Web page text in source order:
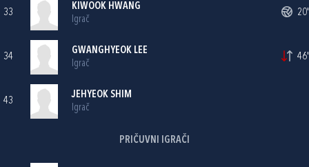
33
KIWOOK HWANG
Igrač
20'
34
GWANGHYEOK LEE
Igrač
46'
43
JEHYEOK SHIM
Igrač
PRIČUVNI IGRAČI